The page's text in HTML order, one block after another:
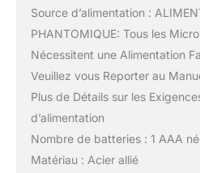
Source d’alimentation :
PHANTOMIQUE: Tous les
Nécessitent une Alimentation
Veuillez vous Reporter au
Plus de Détails sur les
d’alimentation
Nombre de batteries : 1 AAA
Matériau : Acier allié